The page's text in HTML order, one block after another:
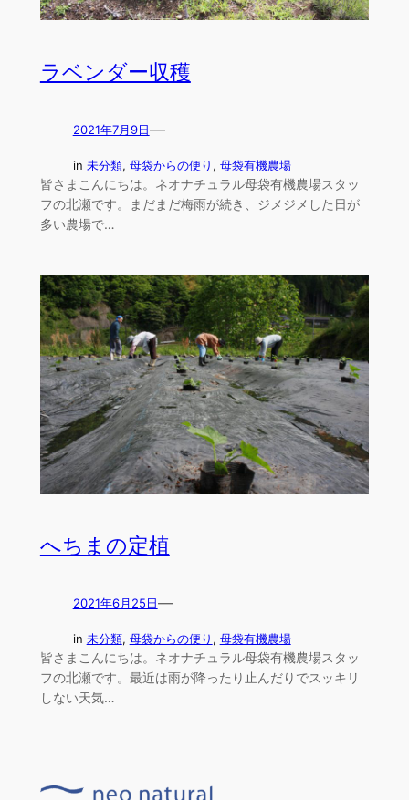
ラベンダー収穫
2021年7月9日 —
in 未分類, 母袋からの便り , 母袋有機農場
皆さまこんにちは。ネオナチュラル母袋有機農場スタッ
フの北瀬です。まだまだ梅雨が続き、ジメジメした日が
多い農場で…
へちまの定植
2021年6月25日 —
in 未分類, 母袋からの便り , 母袋有機農場
皆さまこんにちは。ネオナチュラル母袋有機農場スタッ
フの北瀬です。最近は雨が降ったり止んだりでスッキリ
しない天気…